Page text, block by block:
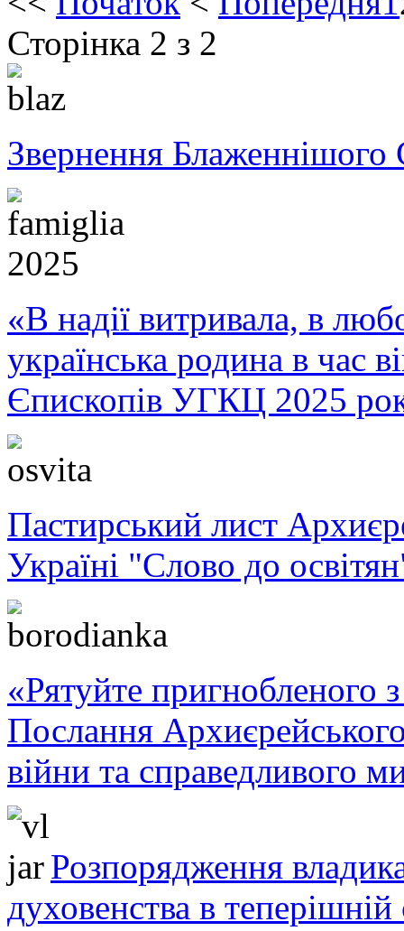
Сторінка 2 з 2
Звернення Блаженнішого
«В надії витривала, в
українська родина в час
Єпископів УГКЦ 2025
Пастирський лист
Україні "Слово до
«Рятуйте пригнобленого
Послання
війни та справедливого
Розпорядження
духовенства в теперішній